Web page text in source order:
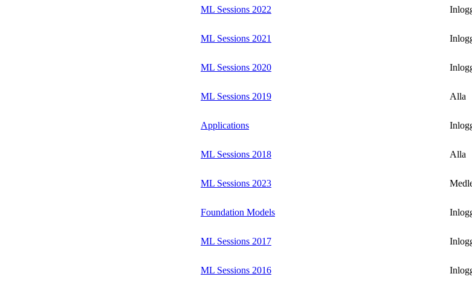
ML Sessions 2022
ML Sessions 2021
ML Sessions 2020
ML Sessions 2019 Alla
Applications
ML Sessions 2018 Alla
ML Sessions 2023
Foundation Models
ML Sessions 2017
ML Sessions 2016